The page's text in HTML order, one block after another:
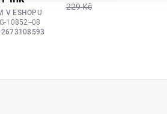
V ESHOPU
G-10852--08
229 Kč